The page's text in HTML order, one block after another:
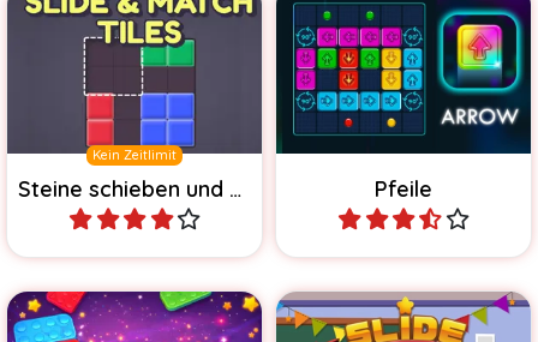
Kein Zeitlimit
Steine schieben und einbauen
Schiebe die Formen an die
richtige Stelle und löse so
das Rätsel.
Spiele Pfeile
Mehr als 1500 verzwickte
Rätsel zum Lösen.
Spiele